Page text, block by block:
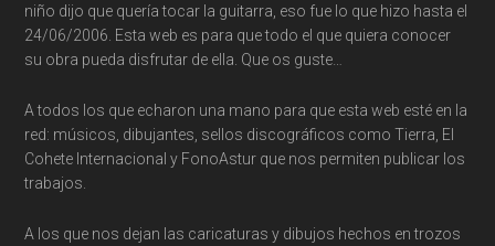
niño dijo que quería tocar la guitarra, eso fue lo que hizo hasta el
24/06/2006. Esta web es para que todo el que quiera conocer
su obra pueda disfrutar de ella. Que os guste…
A todos los que echaron una mano para que esta web esté en la
red: músicos, dibujantes, sellos discográficos como Tierra, El
Cohete Internacional y FonoAstur que nos permiten publicar los
trabajos.
A los que nos dejan las caricaturas y dibujos hechos en trozos